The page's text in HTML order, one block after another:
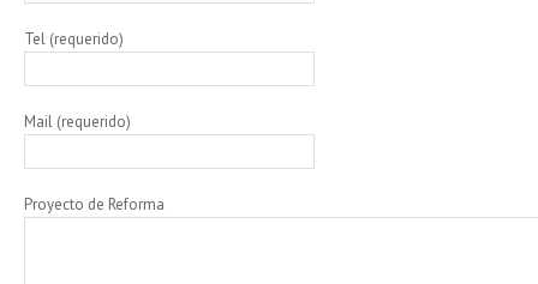
Tel (requerido)
Mail (requerido)
Proyecto de Reforma